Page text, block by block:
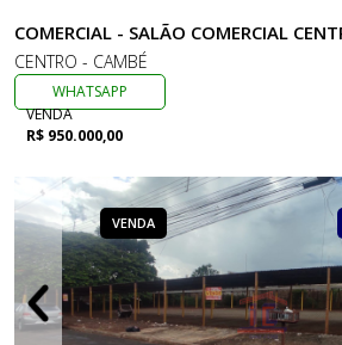
COMERCIAL - SALÃO COMERCIAL
CENTRO - CAMBÉ
WHATSAPP
VENDA
R$ 950.000,00
VENDA